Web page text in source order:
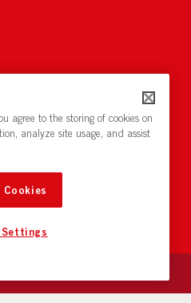
cirkelnstockholm.se
agree to the storing of cookies on
analyze site usage, and assist